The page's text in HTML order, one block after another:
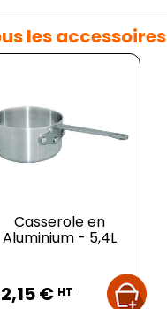
- Chef
Lacor - ⌀ 32
€
les accessoires
Casserole en
Aluminium - 5,4L
€ HT